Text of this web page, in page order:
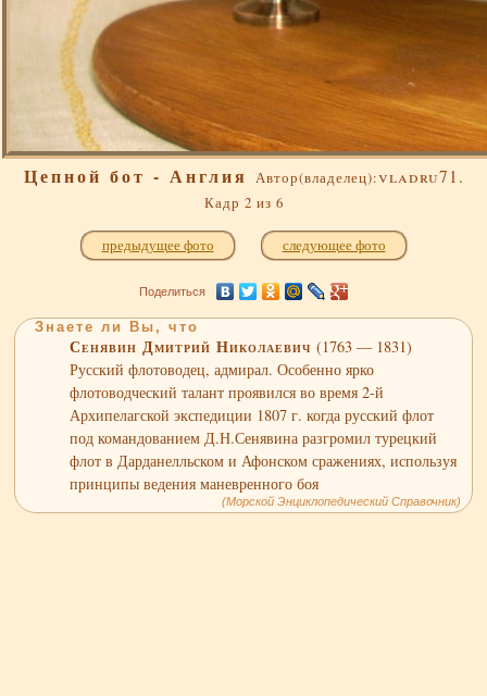
Цепной бот - Англия Автор(владелец):vladru71.
Кадр 2 из 6
предыдущее фото следующее фото
Поделиться
Знаете ли Вы, что
Сенявин Дмитрий Николаевич(1763 — 1831)
Русский флотоводец, адмирал. Особенно ярко
флотоводческий талант проявился во время 2-й
Архипелагской экспедиции 1807 г. когда русский флот
под командованием Д.Н.Сенявина разгромил турецкий
флот в Дарданелльском и Афонском сражениях, используя
принципы ведения маневренного боя
(Морской Энциклопедический Справочник)